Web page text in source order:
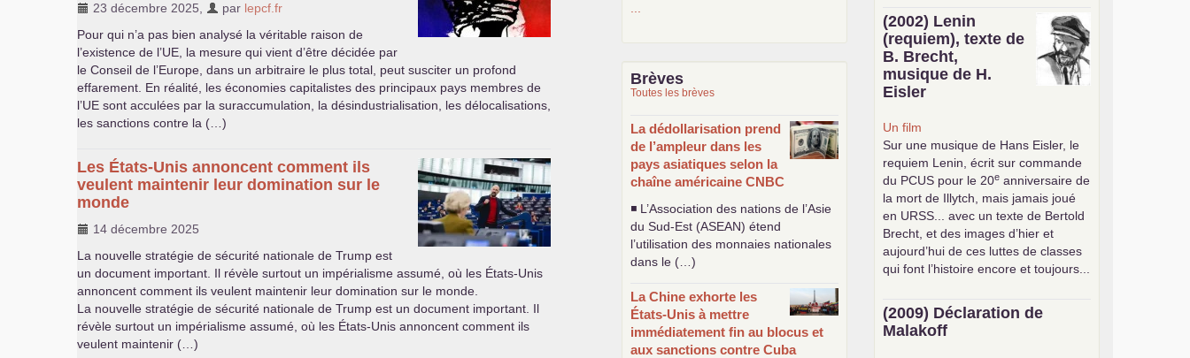
23 décembre 2025 par lepcf.fr
Pour qui n’a pas bien analysé la véritable raison de
l’existence de l’UE , la mesure qui vient d’être décidée par
le Conseil de l’Europe, dans un arbitraire le plus total, peut susciter un profond
effarement. En réalité, les économies capitalistes des principaux pays membres de
l’UE sont acculées par la suraccumulation, la désindustrialisation, les délocalisations,
les sanctions contre la (…)
Les États-Unis annoncent comment ils
veulent maintenir leur domination sur le
monde
14 décembre 2025
La nouvelle stratégie de sécurité nationale de Trump est
un document important. Il révèle surtout un impérialisme assumé, où les États-Unis
annoncent comment ils veulent maintenir leur domination sur le monde.
La nouvelle stratégie de sécurité nationale de Trump est un document important. Il
révèle surtout un impérialisme assumé, où les États-Unis annoncent comment ils
veulent maintenir (…)
Brèves
Toutes les brèves
La dédollarisation prend
de l’ampleur dans les
pays asiatiques selon la
chaîne américaine CNBC
◾ L’Association des nations de l’Asie
du Sud-Est (ASEAN) étend
l’utilisation des monnaies nationales
dans le (…)
La Chine exhorte les
États-Unis à mettre
immédiatement fin au blocus et
aux sanctions contre Cuba
(2002) Lenin
(requiem), texte de
B. Brecht,
musique de H.
Eisler
Un film
Sur une musique de Hans Eisler, le
requiem Lenin, écrit sur commande
du PCUS pour le 20e anniversaire de
la mort de Illytch, mais jamais joué
en URSS ... avec un texte de Bertold
Brecht, et des images d’hier et
aujourd’hui de ces luttes de classes
qui font l’histoire encore et toujours...
(2009) Déclaration de
Malakoff